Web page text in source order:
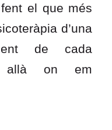
el que més
d’una
de cada
allà on em